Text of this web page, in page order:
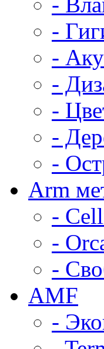
-
-
-
-
-
-
Arm
-
-
-
AMF
-